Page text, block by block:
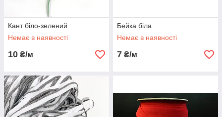
Кант біло-зелений
Немає в наявності
10 ₴/м
Бейка біла
Немає в наявності
7 ₴/м